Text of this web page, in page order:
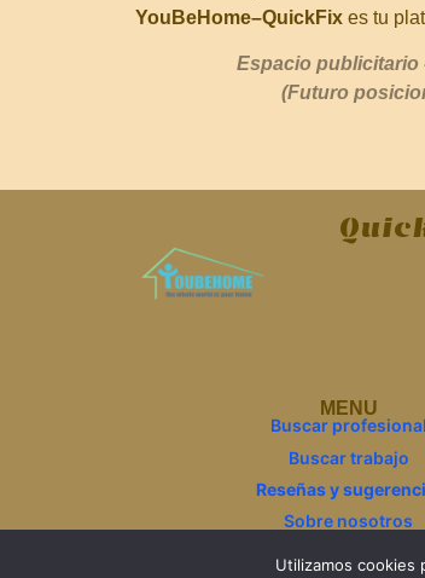
YouBeHome–QuickFix es tu
Espacio publicitario
(Futuro
МЕNU
Buscar profesional
Buscar trabajo
Reseñas y
Sobre nosotros
Utilizamos cookies